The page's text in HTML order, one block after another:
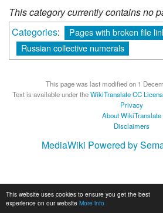
This website uses cookies to ensure you get the best
experience on our website More info
This category currently contains no
Categories: Pages with broken file
Russian collective numerals
This page was last modified on 1
Text is available under theWikiTranslate CC
Privacy
About WikiTranslate
Disclaimers
MediaWiki Powered by